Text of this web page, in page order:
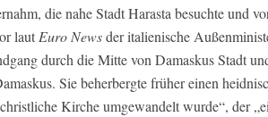
die nahe Stadt Harasta besuchte und
laut Euro Newsder italienische
durch die Mitte von Damaskus Stadt
Sie beherbergte früher einen
Kirche umgewandelt wurde“, der